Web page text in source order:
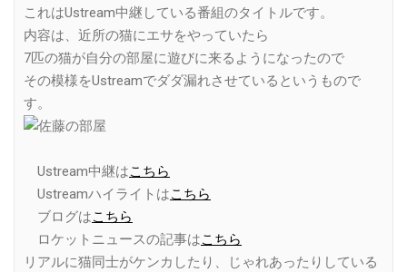
これはUstream中継している番組のタイトルです。
内容は、近所の猫にエサをやっていたら
7匹の猫が自分の部屋に遊びに来るようになったので
その模様をUstreamでダダ漏れさせているというもので
す。
Ustream中継はこちら
Ustreamハイライトはこちら
ブログはこちら
ロケットニュースの記事はこちら
リアルに猫同士がケンカしたり、じゃれあったりしている